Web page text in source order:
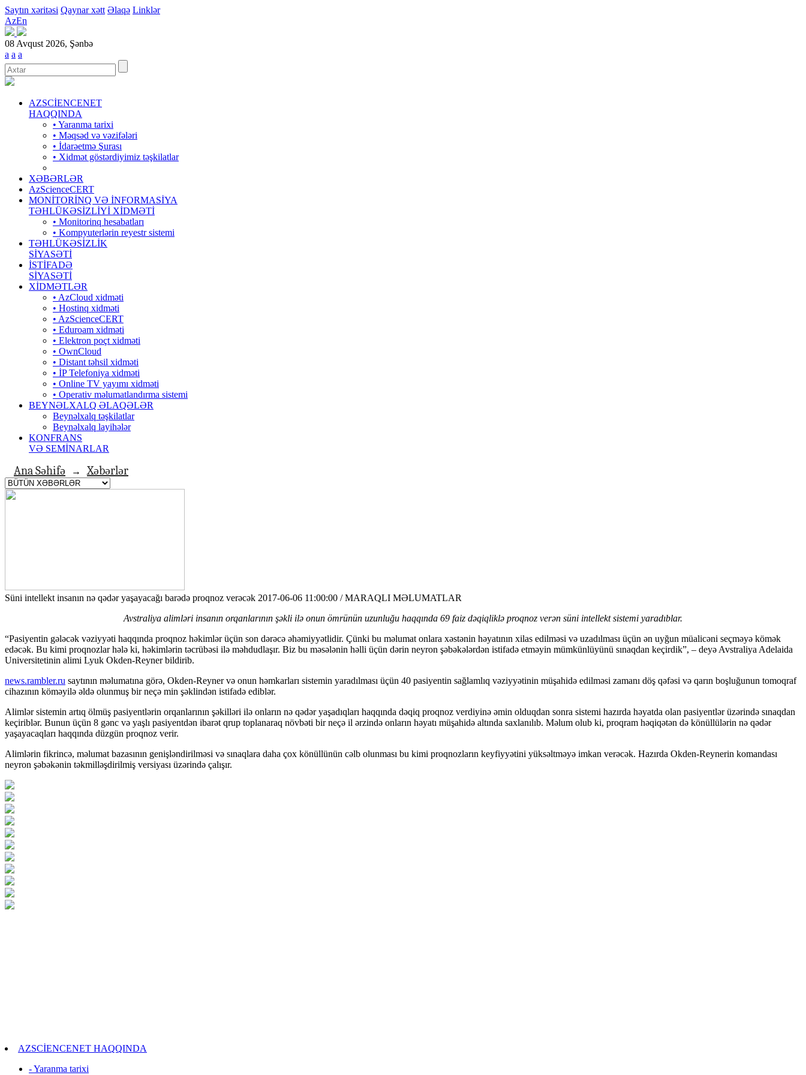
Saytın xəritəsi Qaynar xətt Əlaqə Linklər
AzEn
08 Avqust 2026, Şənbə
a a a
AZSCİENCENET
HAQQINDA
• Yaranma tarixi
• Məqsəd və vəzifələri
• İdarəetmə Şurası
• Xidmət göstərdiyimiz təşkilatlar
XƏBƏRLƏR
AzScienceCERT
MONİTORİNQ VƏ İNFORMASİYA
TƏHLÜKƏSİZLİYİ XİDMƏTİ
• Monitorinq hesabatları
• Kompyuterlərin reyestr sistemi
TƏHLÜKƏSİZLİK
SİYASƏTİ
İSTİFADƏ
SİYASƏTİ
XİDMƏTLƏR
• AzCloud xidməti
• Hostinq xidməti
• AzScienceCERT
• Eduroam xidməti
• Elektron poçt xidməti
• OwnCloud
• Distant təhsil xidməti
• İP Telefoniya xidməti
• Оnline TV yayımı xidməti
• Operativ məlumatlandırma sistemi
BEYNƏLXALQ ƏLAQƏLƏR
Beynəlxalq təşkilatlar
Beynəlxalq layihələr
KONFRANS
VƏ SEMİNARLAR
Ana Səhifə → Xəbərlər
Süni intellekt insanın nə qədər yaşayacağı barədə proqnoz verəcək 2017-06-06 11:00:00 / MARAQLI MƏLUMATLAR
Avstraliya alimləri insanın orqanlarının şəkli ilə onun ömrünün uzunluğu haqqında 69 faiz dəqiqliklə proqnoz verən süni intellekt sistemi yaradıblar.
“Pasiyentin gələcək vəziyyəti haqqında proqnoz həkimlər üçün son dərəcə əhəmiyyətlidir. Çünki bu məlumat onlara xəstənin həyatının xilas edilməsi və uzadılması üçün ən uyğun müalicəni seçməyə kömək
edəcək. Bu kimi proqnozlar hələ ki, həkimlərin təcrübəsi ilə məhdudlaşır. Biz bu məsələnin həlli üçün dərin neyron şəbəkələrdən istifadə etməyin mümkünlüyünü sınaqdan keçirdik”, – deyə Avstraliya Adelaida
Universitetinin alimi Lyuk Okden-Reyner bildirib.
news.rambler.ru saytının məlumatına görə, Okden-Reyner və onun həmkarları sistemin yaradılması üçün 40 pasiyentin sağlamlıq vəziyyətinin müşahidə edilməsi zamanı döş qəfəsi və qarın boşluğunun tomoqraf
cihazının köməyilə əldə olunmuş bir neçə min şəklindən istifadə ediblər.
Alimlər sistemin artıq ölmüş pasiyentlərin orqanlarının şəkilləri ilə onların nə qədər yaşadıqları haqqında dəqiq proqnoz verdiyinə əmin olduqdan sonra sistemi hazırda həyatda olan pasiyentlər üzərində sınaqdan
keçiriblər. Bunun üçün 8 gənc və yaşlı pasiyentdən ibarət qrup toplanaraq növbəti bir neçə il ərzində onların həyatı müşahidə altında saxlanılıb. Məlum olub ki, proqram həqiqətən də könüllülərin nə qədər
yaşayacaqları haqqında düzgün proqnoz verir.
Alimlərin fikrincə, məlumat bazasının genişləndirilməsi və sınaqlara daha çox könüllünün cəlb olunması bu kimi proqnozların keyfiyyətini yüksəltməyə imkan verəcək. Hazırda Okden-Reynerin komandası
neyron şəbəkənin təkmilləşdirilmiş versiyası üzərində çalışır.
AZSCİENCENET HAQQINDA
- Yaranma tarixi